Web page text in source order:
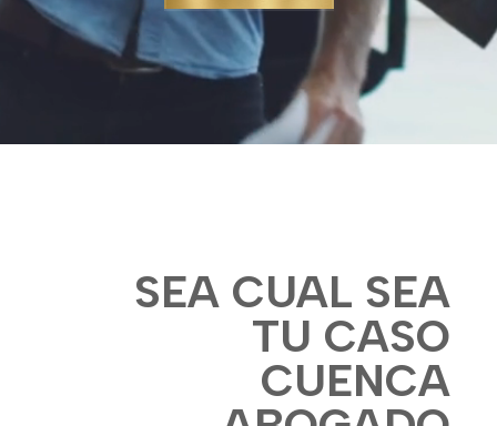
SEA CUAL SEA
TU CASO
CUENCA